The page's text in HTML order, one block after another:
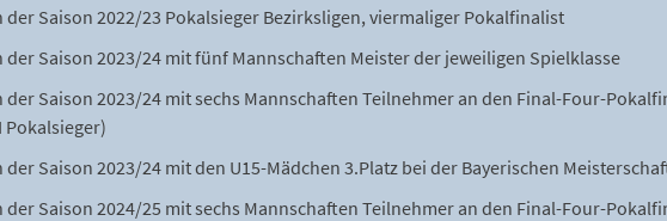
der Saison 2022/23 Pokalsieger Bezirksligen, viermaliger Pokalfinalist
der Saison 2023/24 mit fünf Mannschaften Meister der jeweiligen Spielklasse
der Saison 2023/24 mit sechs Mannschaften Teilnehmer an den Final-Four-
Pokalsieger)
der Saison 2023/24 mit den U15-Mädchen 3.Platz bei der Bayerischen
der Saison 2024/25 mit sechs Mannschaften Teilnehmer an den Final-Four-